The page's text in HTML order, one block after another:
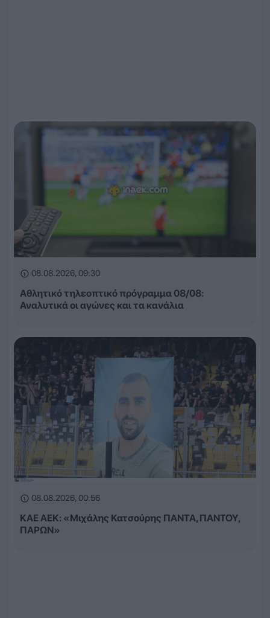
08.08.2026, 09:30
Αθλητικό τηλεοπτικό πρόγραμμα 08/08:
Αναλυτικά οι αγώνες και τα κανάλια
08.08.2026, 00:56
ΚΑΕ ΑΕΚ: «Μιχάλης Κατσούρης ΠΑΝΤΑ, ΠΑΝΤΟΥ,
ΠΑΡΩΝ»